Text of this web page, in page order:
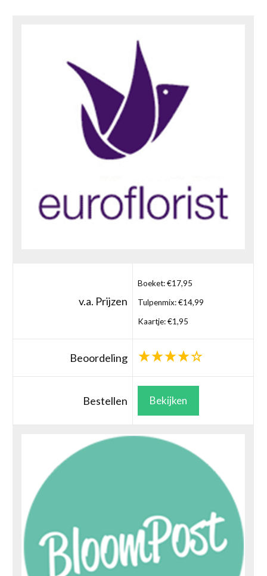
v.a. Prijzen
Boeket: €17,95
Tulpenmix: €14,99
Kaartje: €1,95
Beoordeling
Bestellen Bekijken